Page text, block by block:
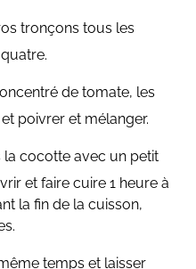
tronçons tous les
de tomate, les
poivrer et mélanger.
la cocotte avec un petit
et faire cuire 1 heure à
la fin de la cuisson,
temps et laisser